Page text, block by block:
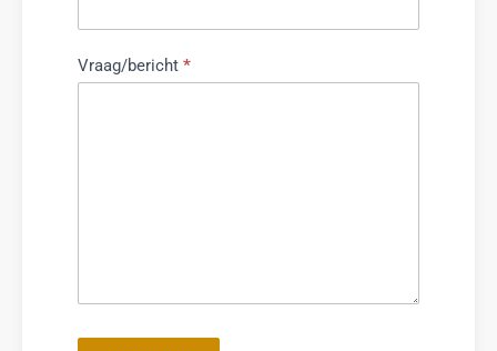
Vraag/bericht *